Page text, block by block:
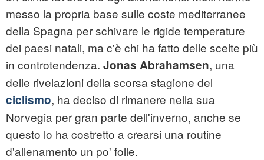
messo la propria base sulle coste mediterranee
della Spagna per schivare le rigide temperature
dei paesi natali, ma c'è chi ha fatto delle scelte più
in controtendenza. Jonas Abrahamsen, una
delle rivelazioni della scorsa stagione del
ciclismo, ha deciso di rimanere nella sua
Norvegia per gran parte dell'inverno, anche se
questo lo ha costretto a crearsi una routine
d'allenamento un po' folle.